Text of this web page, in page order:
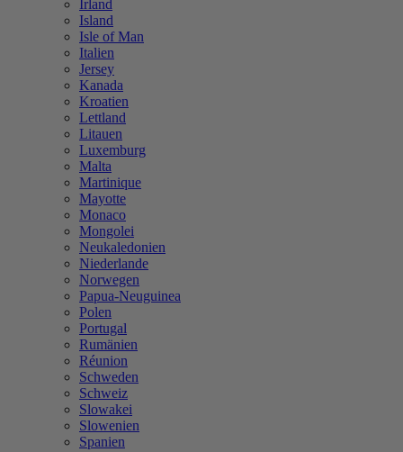
Irland
Island
Isle of Man
Italien
Jersey
Kanada
Kroatien
Lettland
Litauen
Luxemburg
Malta
Martinique
Mayotte
Monaco
Mongolei
Neukaledonien
Niederlande
Norwegen
Papua-Neuguinea
Polen
Portugal
Rumänien
Réunion
Schweden
Schweiz
Slowakei
Slowenien
Spanien